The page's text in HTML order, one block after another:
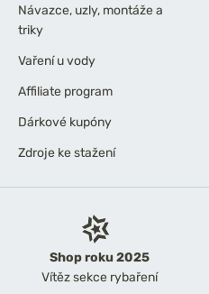
Shop roku 2025
Vítěz sekce rybaření
Návazce, uzly, montáže a
triky
Vaření u vody
Affiliate program
Dárkové kupóny
Zdroje ke stažení